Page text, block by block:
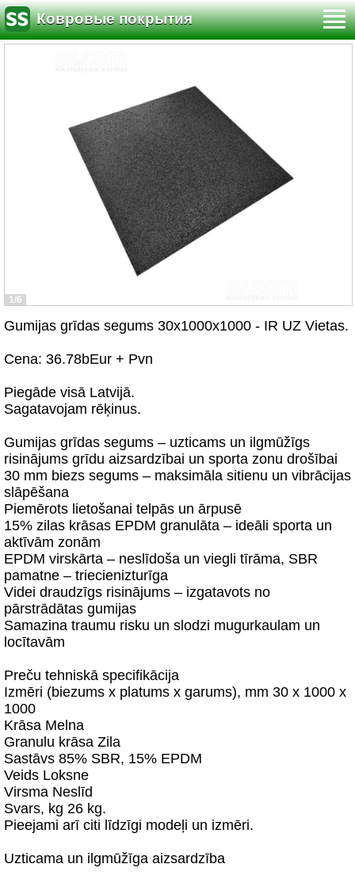
Ковровые покрытия
1/6
Gumijas grīdas segums 30x1000x1000 - IR UZ Vietas.
Cena: 36.78bEur + Pvn
Piegāde visā Latvijā.
Sagatavojam rēķinus.
Gumijas grīdas segums – uzticams un ilgmūžīgs
risinājums grīdu aizsardzībai un sporta zonu drošībai
30 mm biezs segums – maksimāla sitienu un vibrācijas
slāpēšana
Piemērots lietošanai telpās un ārpusē
15% zilas krāsas EPDM granulāta – ideāli sporta un
aktīvām zonām
EPDM virskārta – neslīdoša un viegli tīrāma, SBR
pamatne – triecienizturīga
Videi draudzīgs risinājums – izgatavots no
pārstrādātas gumijas
Samazina traumu risku un slodzi mugurkaulam un
locītavām
Preču tehniskā specifikācija
Izmēri (biezums x platums x garums), mm 30 x 1000 x
1000
Krāsa Melna
Granulu krāsa Zila
Sastāvs 85% SBR, 15% EPDM
Veids Loksne
Virsma Neslīd
Svars, kg 26 kg.
Pieejami arī citi līdzīgi modeļi un izmēri.
Uzticama un ilgmūžīga aizsardzība